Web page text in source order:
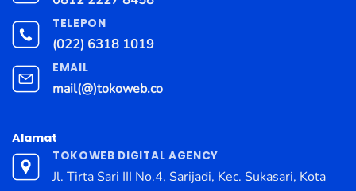
TELEPON
(022) 6318 1019
EMAIL
mail(@)tokoweb.co
Alamat
TOKOWEB DIGITAL AGENCY
Jl. Tirta Sari III No.4, Sarijadi, Kec. Sukasari, Kota